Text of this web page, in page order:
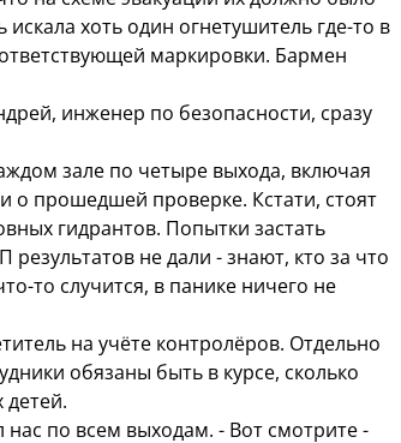
хоть один огнетушитель где-то в
маркировки. Бармен
инженер по безопасности, сразу
зале по четыре выхода, включая
о прошедшей проверке. Кстати, стоят
гидрантов. Попытки застать
не дали - знают, кто за что
то случится, в панике ничего не
на учёте контролёров. Отдельно
обязаны быть в курсе, сколько
детей.
по всем выходам. - Вот смотрите -